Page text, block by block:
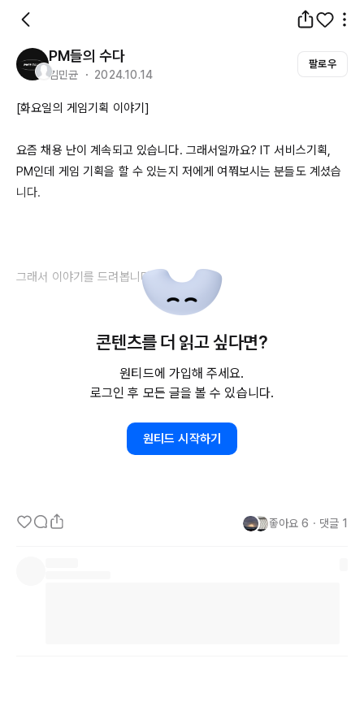
PM들의 수다
김민균 ・ 2024.10.14
팔로우
[화요일의 게임기획 이야기]
PM인데 게임 기획을 할 수 있는지 저에게 여쭤보시는 분들도 계셨습
니다.
그래서 이야기를 드려봅니다.
IT 서비스기획과 가장 비슷해보이는 시스템기획에 대해 말이죠.
먼저, 게임에 있어 시스템은 가장 기본적인 규칙을 설계한다고 보시면
됩니다. 이를 조금 더 구체적으로 설명하면, 가위바위보를 떠올리면
콘텐츠를 더 읽고 싶다면?
원티드에 가입해 주세요.
로그인 후 모든 글을 볼 수 있습니다.
원티드 시작하기
좋아요 6 ・ 댓글 1